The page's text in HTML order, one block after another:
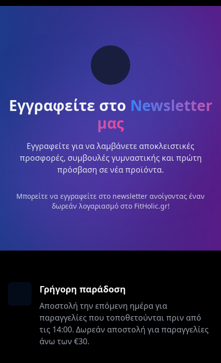
Εγγραφείτε στο Newsletter
μας
Εγγραφείτε για να λαμβάνετε αποκλειστικές
προσφορές, συμβουλές γυμναστικής και πρώτη
πρόσβαση σε νέα προϊόντα.
Μπορείτε να εγγραφείτε στο newsletter ανοίγοντας έναν
δωρεάν λογαριασμό στο FitHolic.gr!
Γρήγορη παράδοση
Αποστολή την επόμενη ημέρα για
παραγγελίες που τοποθετούνται πριν από
τις 14:00. Δωρεάν αποστολή για παραγγελίες
άνω των €30.